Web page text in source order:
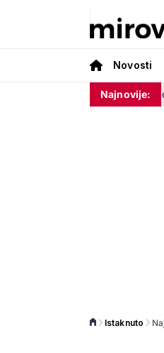
Novosti
Najnovije:
Policija
Istaknuto